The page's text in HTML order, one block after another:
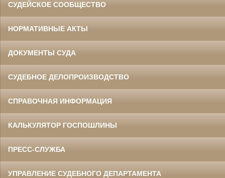
СУДЕЙСКОЕ СООБЩЕСТВО
НОРМАТИВНЫЕ АКТЫ
ДОКУМЕНТЫ СУДА
СУДЕБНОЕ ДЕЛОПРОИЗВОДСТВО
СПРАВОЧНАЯ ИНФОРМАЦИЯ
КАЛЬКУЛЯТОР ГОСПОШЛИНЫ
ПРЕСС-СЛУЖБА
УПРАВЛЕНИЕ СУДЕБНОГО ДЕПАРТАМЕНТА